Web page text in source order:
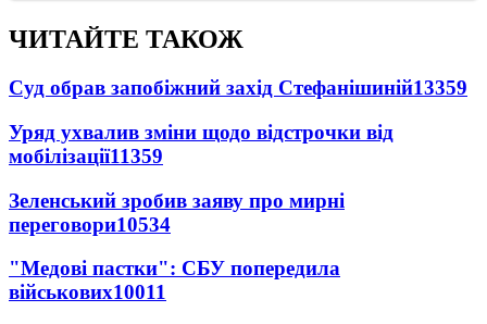
ЧИТАЙТЕ ТАКОЖ
Суд обрав запобіжний захід Стефанішиній13359
Уряд ухвалив зміни щодо відстрочки від
мобілізації11359
Зеленський зробив заяву про мирні
переговори10534
"Медові пастки": СБУ попередила
військових10011